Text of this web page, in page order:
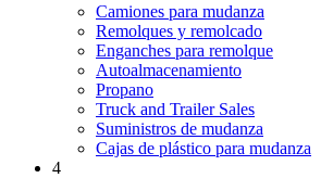
Camiones para mudanza
Remolques y remolcado
Enganches para remolque
Autoalmacenamiento
Propano
Truck and Trailer Sales
Suministros de mudanza
Cajas de plástico para mudanza
4